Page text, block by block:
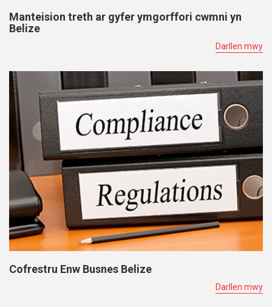
Manteision treth ar gyfer ymgorffori cwmni yn
Belize
Darllen mwy
Cofrestru Enw Busnes Belize
Darllen mwy